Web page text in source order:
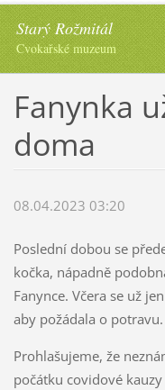
Starý Rožmitál
Cvokařské muzeum
Fanynka
doma
08.04.2023 03:20
Poslední dobou se
kočka, nápadně
Fanynce. Včera se už
aby požádala o potravu.
Prohlašujeme, že
počátku covidové